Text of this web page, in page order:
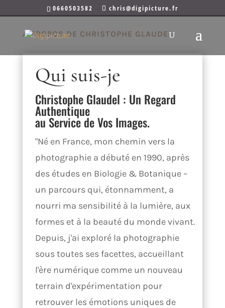
0660503582 chris@digipicture.fr
A PROPOS DE CHRISTOPHE GLAUDEL
Qui suis-je
Christophe Glaudel : Un Regard
Authentique
au Service de Vos Images.
"Né en France, mon chemin vers la
photographie a débuté en 1990, après
des études en Biologie & Botanique –
un parcours qui, étonnamment, a
nourri ma sensibilité à la lumière, aux
formes et à la beauté du monde vivant.
Depuis, j'ai exploré la photographie
sous toutes ses facettes, accueillant
l'ère numérique comme un nouveau
terrain d'expérimentation pour
retrouver les émotions uniques de